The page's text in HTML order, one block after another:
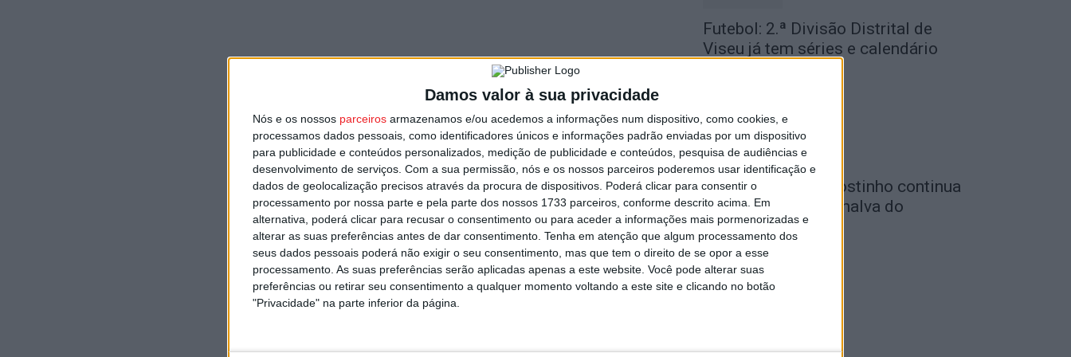
Damos valor à sua privacidade
Nós e os nossos parceiros armazenamos e/ou acedemos a informações num dispositivo, como cookies, e
processamos dados pessoais, como identificadores únicos e informações padrão enviadas por um dispositivo
para publicidade e conteúdos personalizados, medição de publicidade e conteúdos, pesquisa de audiências e
desenvolvimento de serviços. Com a sua permissão, nós e os nossos parceiros poderemos usar identificação e
dados de geolocalização precisos através da procura de dispositivos. Poderá clicar para consentir o
processamento por nossa parte e pela parte dos nossos 1733 parceiros, conforme descrito acima. Em
alternativa, poderá clicar para recusar o consentimento ou para aceder a informações mais pormenorizadas e
alterar as suas preferências antes de dar consentimento. Tenha em atenção que algum processamento dos
seus dados pessoais poderá não exigir o seu consentimento, mas que tem o direito de se opor a esse
processamento. As suas preferências serão aplicadas apenas a este website. Você pode alterar suas
preferências ou retirar seu consentimento a qualquer momento voltando a este site e clicando no botão
"Privacidade" na parte inferior da página.
Futebol: 2.ª Divisão Distrital de
Viseu já tem séries e calendário
Futebol: Carlos Agostinho continua
no comando do Penalva do
Castelo